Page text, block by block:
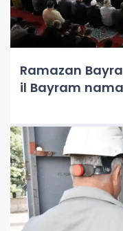
Ramazan
il Bayram